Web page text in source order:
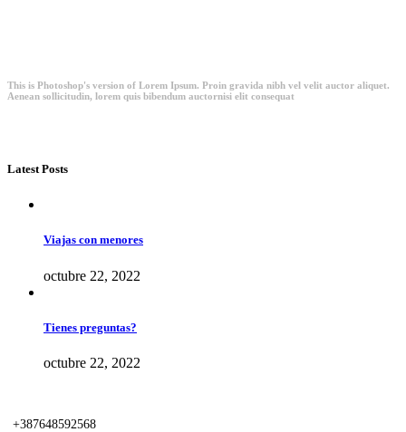
This is Photoshop's version of Lorem Ipsum. Proin gravida nibh vel velit auctor aliquet.
Aenean sollicitudin, lorem quis bibendum auctornisi elit consequat
Latest Posts
Viajas con menores
octubre 22, 2022
Tienes preguntas?
octubre 22, 2022
+387648592568